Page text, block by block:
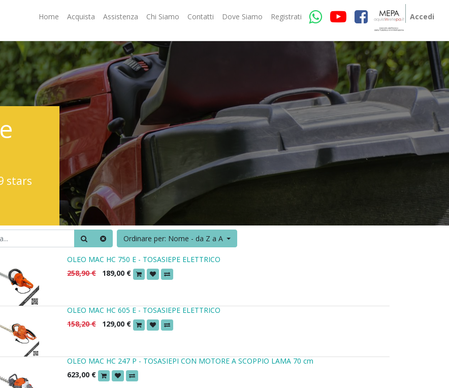
Home Acquista Assistenza Chi Siamo Contatti Dove Siamo Registrati Accedi
stars
Ordinare per: Nome - da Z a A
OLEO MAC HC 750 E - TOSASIEPE ELETTRICO
258,90€ 189,00 €
OLEO MAC HC 605 E - TOSASIEPE ELETTRICO
158,20€ 129,00 €
OLEO MAC HC 247 P - TOSASIEPI CON MOTORE A SCOPPIO LAMA 70 cm
623,00 €